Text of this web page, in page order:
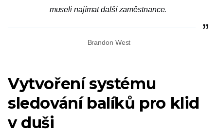
museli najímat další zaměstnance.
Brandon West
Vytvoření systému
sledování balíků pro klid
v duši